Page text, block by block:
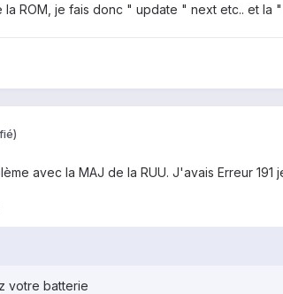
ROM, je fais donc " update " next etc.. et la "
avec la MAJ de la RUU. J'avais Erreur 191
votre batterie